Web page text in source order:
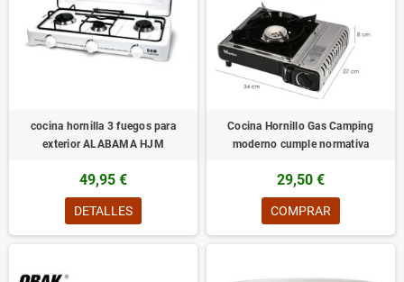
cocina hornilla 3 fuegos para
exterior ALABAMA HJM
49,95 €
DETALLES
Cocina Hornillo Gas Camping
moderno cumple normativa
29,50 €
COMPRAR